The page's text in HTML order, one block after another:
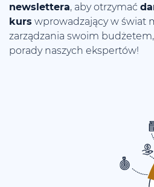
newslettera, aby otrzymać
kurs wprowadzający w świat
zarządzania swoim
porady naszych ekspertów!